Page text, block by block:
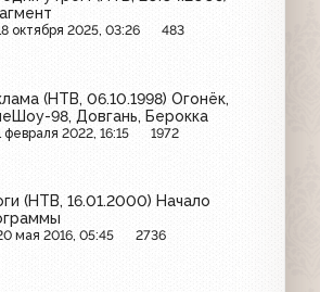
октября 2025, 03:26 483
(НТВ, 06.10.1998) Огонёк,
98, Довгань, Берокка
февраля 2022, 16:15 1972
(НТВ, 16.01.2000) Начало
мая 2016, 05:45 2736